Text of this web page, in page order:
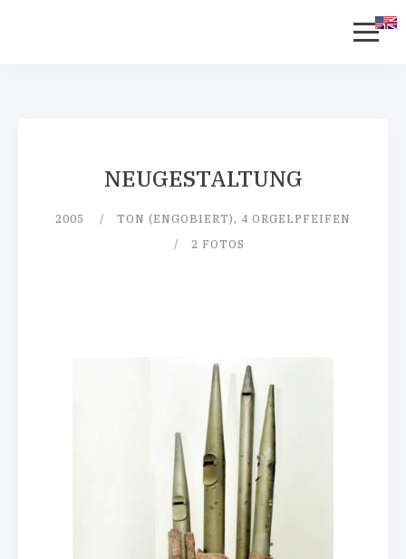
NEUGESTALTUNG
2005
TON (ENGOBIERT), 4 ORGELPFEIFEN
2 FOTOS